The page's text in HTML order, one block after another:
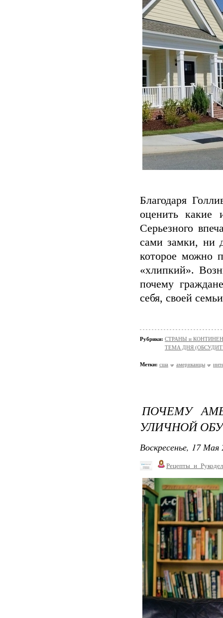
Благодаря
оценить какие
Серьезного
сами замки, ни
которое можно
«хлипкий».
почему
себя, своей
Рубрики: СТРАНЫ и
ТЕМА ДНЯ
Метки: сша американцы
ПОЧЕМУ
УЛИЧНОЙ
Воскресенье, 17